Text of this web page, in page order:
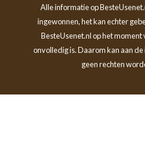
Alle informatie op
ingewonnen, het kan echter
BesteUsenet.nl op het moment
onvolledig is. Daarom kan aan
geen rechten